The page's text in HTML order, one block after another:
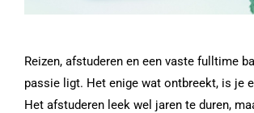
Reizen, afstuderen en een vaste fulltime
passie ligt. Het enige wat ontbreekt, is je
Het afstuderen leek wel jaren te duren,